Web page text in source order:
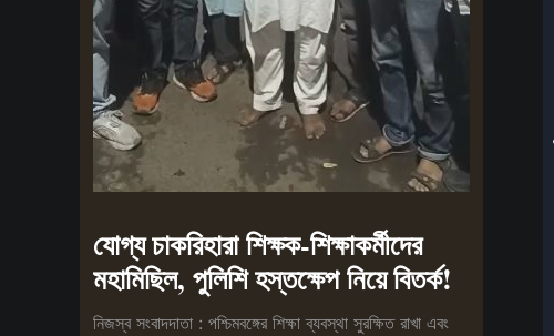
যোগ্য চাকরিহারা শিক্ষক-শিক্ষাকর্মীদের
মহামিছিল, পুলিশি হস্তক্ষেপ নিয়ে বিতর্ক!
নিজস্ব সংবাদদাতা : পশ্চিমবঙ্গের শিক্ষা ব্যবস্থা সুরক্ষিত রাখা এবং